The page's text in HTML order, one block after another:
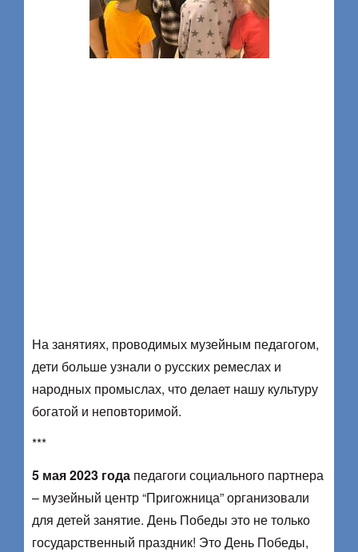
На занятиях, проводимых музейным педагогом,
дети больше узнали о русских ремеслах и
народных промыслах, что делает нашу культуру
богатой и неповторимой.
***
5 мая 2023 года педагоги социального партнера
– музейный центр “Пригожница” организовали
для детей занятие. День Победы это не только
государственный праздник! Это День Победы,